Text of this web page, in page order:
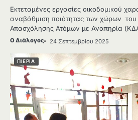
Εκτεταμένες εργασίες οικοδομικού
αναβάθμιση ποιότητας των χώρων του
Απασχόλησης Ατόμων με Αναπηρία
Ο Διάλογος 24 Σεπτεμβρίου 2025
ΠΙΕΡΙΑ